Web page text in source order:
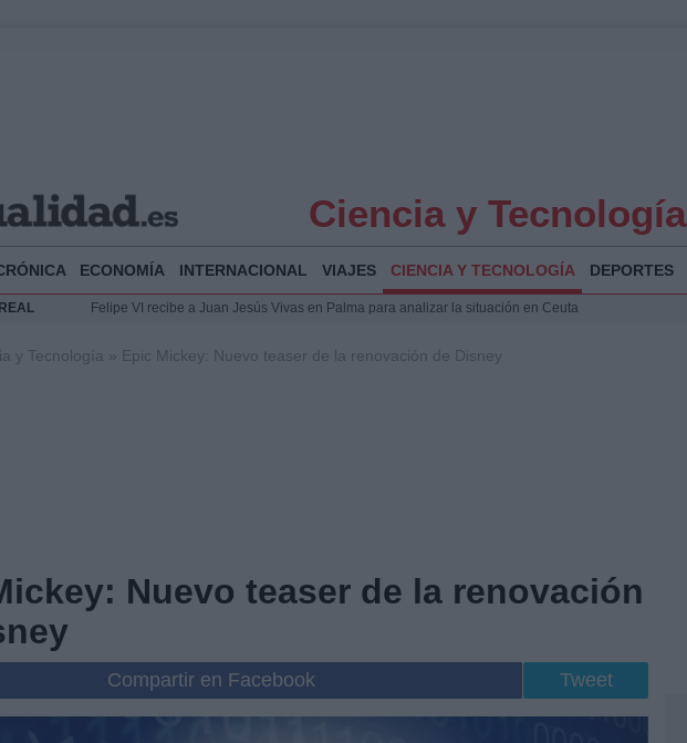
Ciencia y Tecnología
ECONOMÍA INTERNACIONAL VIAJES CIENCIA Y TECNOLOGÍA DEPORTES
Felipe VI recibe a Juan Jesús Vivas en Palma para analizar la situación en Ceuta
Impacto económico y humanitario en Ceuta tras la llegada masiva de migrantes
y Tecnología » Epic Mickey: Nuevo teaser de la renovación de Disney
Nuevo teaser de la renovación
Compartir en Facebook Tweet